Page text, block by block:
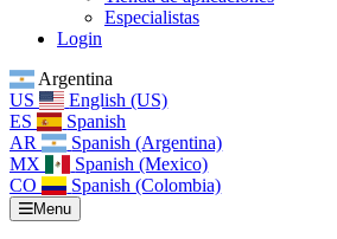
Especialistas
Login
Argentina
US
English (US)
ES
Spanish
AR
Spanish (Argentina)
MX
Spanish (Mexico)
CO
Spanish (Colombia)
Menu